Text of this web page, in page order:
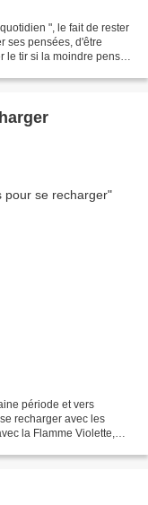
", le fait de rester
ses pensées, d'être
tir si la moindre pensée
période et vers
recharger avec les
la Flamme Violette,